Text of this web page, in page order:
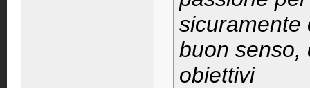
sicuramente
buon senso,
obiettivi